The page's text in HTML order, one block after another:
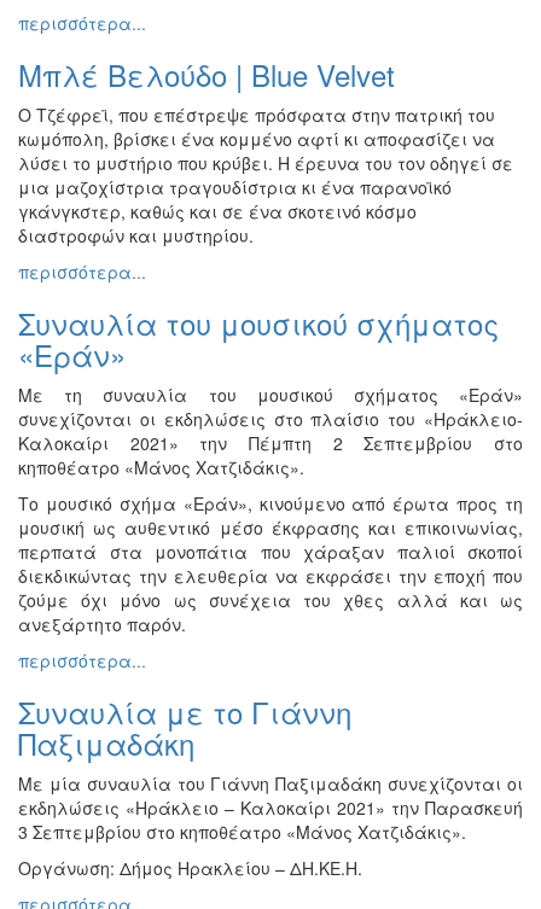
περισσότερα...
Μπλέ Βελούδο | Blue Velvet
Ο Τζέφρεϊ, που επέστρεψε πρόσφατα στην πατρική του
κωμόπολη, βρίσκει ένα κομμένο αφτί κι αποφασίζει να
λύσει το μυστήριο που κρύβει. Η έρευνα του τον οδηγεί σε
μια μαζοχίστρια τραγουδίστρια κι ένα παρανοϊκό
γκάνγκστερ, καθώς και σε ένα σκοτεινό κόσμο
διαστροφών και μυστηρίου.
περισσότερα...
Συναυλία του μουσικού σχήματος
«Εράν»
Με τη συναυλία του μουσικού σχήματος «Εράν»
συνεχίζονται οι εκδηλώσεις στο πλαίσιο του «Ηράκλειο-
Καλοκαίρι 2021» την Πέμπτη 2 Σεπτεμβρίου στο
κηποθέατρο «Μάνος Χατζιδάκις».
Το μουσικό σχήμα «Εράν», κινούμενο από έρωτα προς τη
μουσική ως αυθεντικό μέσο έκφρασης και επικοινωνίας,
περπατά στα μονοπάτια που χάραξαν παλιοί σκοποί
διεκδικώντας την ελευθερία να εκφράσει την εποχή που
ζούμε όχι μόνο ως συνέχεια του χθες αλλά και ως
ανεξάρτητο παρόν.
περισσότερα...
Συναυλία με το Γιάννη
Παξιμαδάκη
Με μία συναυλία του Γιάννη Παξιμαδάκη συνεχίζονται οι
εκδηλώσεις «Ηράκλειο – Καλοκαίρι 2021» την Παρασκευή
3 Σεπτεμβρίου στο κηποθέατρο «Μάνος Χατζιδάκις».
Οργάνωση: Δήμος Ηρακλείου – ΔΗ.ΚΕ.Η.
περισσότερα...